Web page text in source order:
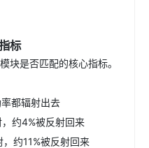
标
块是否匹配的核心指标。
都辐射出去
约4%被反射回来
约11%被反射回来